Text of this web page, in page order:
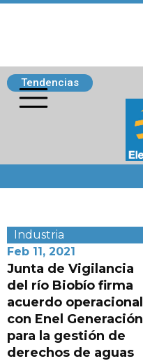
Tendencias
Industria
Feb 11, 2021
Junta de Vigilancia
del río Biobío firma
acuerdo operacional
con Enel Generación
para la gestión de
derechos de aguas